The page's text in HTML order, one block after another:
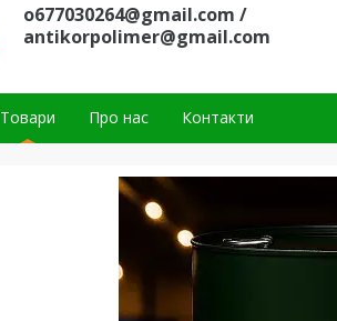
o677030264@gmail.com /
antikorpolimer@gmail.com
Товари Про нас Контакти